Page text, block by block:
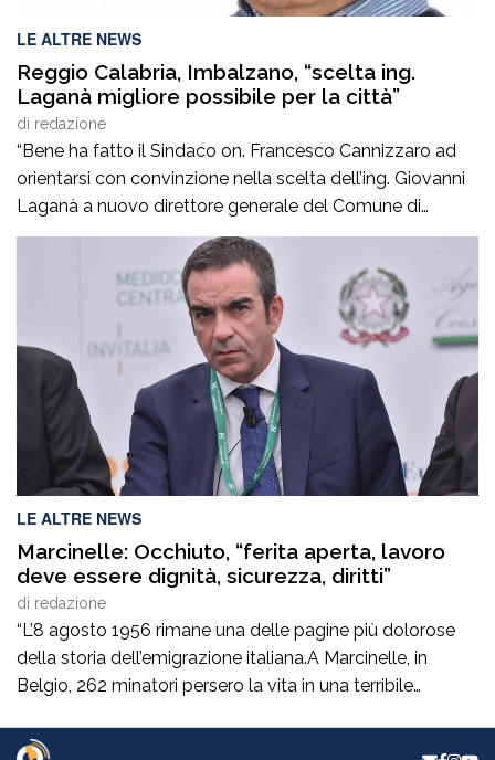
LE ALTRE NEWS
Reggio Calabria, Imbalzano, “scelta ing.
Laganà migliore possibile per la città”
di redazione
“Bene ha fatto il Sindaco on. Francesco Cannizzaro ad
orientarsi con convinzione nella scelta dell’ing. Giovanni
Laganà a nuovo direttore generale del Comune di
Reggio in questa fase storica. Un manager di altissimo
profilo che avendo maturato con successo esperienze in
ruoli di alta responsabilità sia sul versante tecnico che in
quello amministrativo -contabile costituisce […]
LE ALTRE NEWS
Marcinelle: Occhiuto, “ferita aperta, lavoro
deve essere dignità, sicurezza, diritti”
di redazione
“L’8 agosto 1956 rimane una delle pagine più dolorose
della storia dell’emigrazione italiana.A Marcinelle, in
Belgio, 262 minatori persero la vita in una terribile
calabresi.Settant’anni dopo, il tempo non può cancellare